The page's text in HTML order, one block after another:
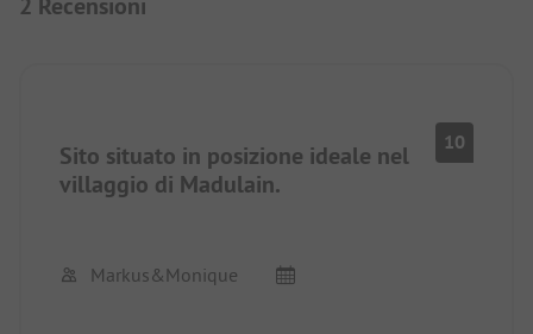
Sito situato in posizione ideale nel
villaggio di Madulain.
10
Markus&Monique